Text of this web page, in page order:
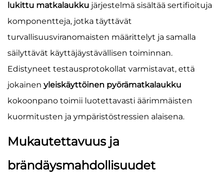
lukittu matkalaukku järjestelmä sisältää sertifioituja
komponentteja, jotka täyttävät
turvallisuusviranomaisten määrittelyt ja samalla
säilyttävät käyttäjäystävällisen toiminnan.
Edistyneet testausprotokollat varmistavat, että
jokainen yleiskäyttöinen pyörämatkalaukku
kokoonpano toimii luotettavasti äärimmäisten
kuormitusten ja ympäristöstressien alaisena.
Mukautettavuus ja
brändäysmahdollisuudet